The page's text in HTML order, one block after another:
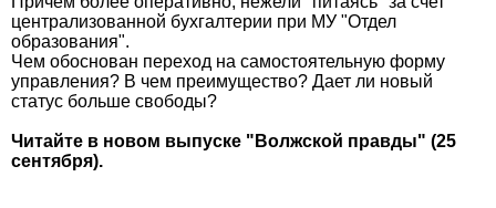
централизованной бухгалтерии при МУ "Отдел
образования".
Чем обоснован переход на самостоятельную форму
управления? В чем преимущество? Дает ли новый
статус больше свободы?
Читайте в новом выпуске "Волжской правды" (25
сентября).